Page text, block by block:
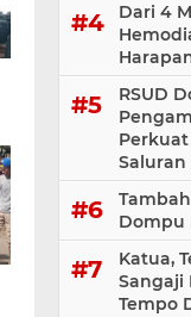
Dari 4
RSUD
Saluran
Dompu
Katua,
Sangaji
Tempo